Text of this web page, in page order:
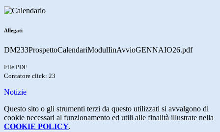
Allegati
DM233ProspettoCalendariModulIinAvvioGENNAIO26.pdf
File PDF
Contatore click: 23
Notizie
Questo sito o gli strumenti terzi da questo utilizzati si avvalgono di
cookie necessari al funzionamento ed utili alle finalità illustrate nella
COOKIE POLICY.